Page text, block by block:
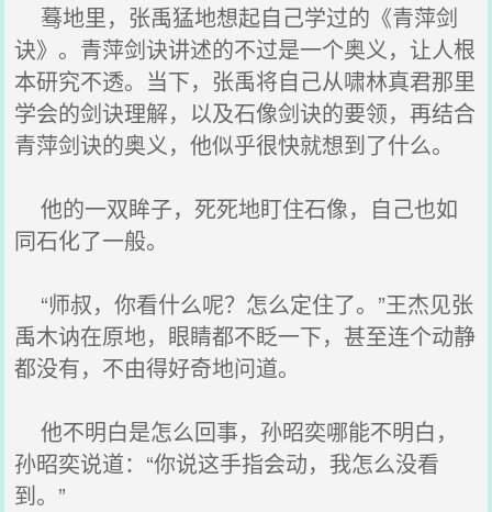
蓦地里，张禹猛地想起自己学过的《青萍剑
诀》。青萍剑诀讲述的不过是一个奥义，让人根
本研究不透。当下，张禹将自己从啸林真君那里
学会的剑诀理解，以及石像剑诀的要领，再结合
青萍剑诀的奥义，他似乎很快就想到了什么。
他的一双眸子，死死地盯住石像，自己也如
同石化了一般。
“师叔，你看什么呢？怎么定住了。”王杰见张
禹木讷在原地，眼睛都不眨一下，甚至连个动静
都没有，不由得好奇地问道。
他不明白是怎么回事，孙昭奕哪能不明白，
孙昭奕说道：“你说这手指会动，我怎么没看
到。”